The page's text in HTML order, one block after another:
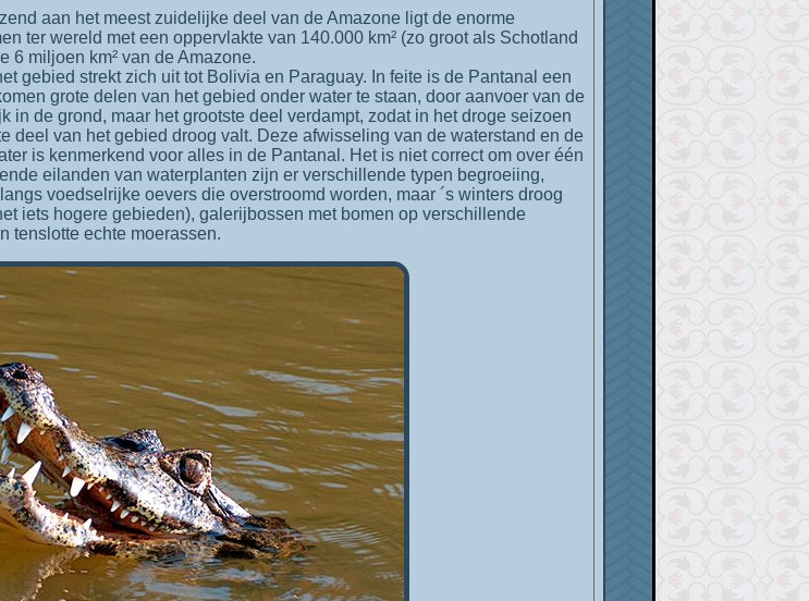
ter wereld met een oppervlakte van 140.000 km² (zo groot als Schotland
6 miljoen km² van de Amazone.
gebied strekt zich uit tot Bolivia en Paraguay. In feite is de Pantanal een
grote delen van het gebied onder water te staan, door aanvoer van de
de grond, maar het grootste deel verdampt, zodat in het droge seizoen
deel van het gebied droog valt. Deze afwisseling van de waterstand en de
is kenmerkend voor alles in de Pantanal. Het is niet correct om over één
eilanden van waterplanten zijn er verschillende typen begroeiing,
voedselrijke oevers die overstroomd worden, maar ´s winters droog
iets hogere gebieden), galerijbossen met bomen op verschillende
tenslotte echte moerassen.